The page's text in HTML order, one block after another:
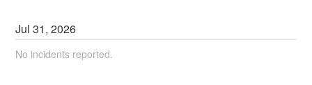
Jul31,2026
No incidents reported.